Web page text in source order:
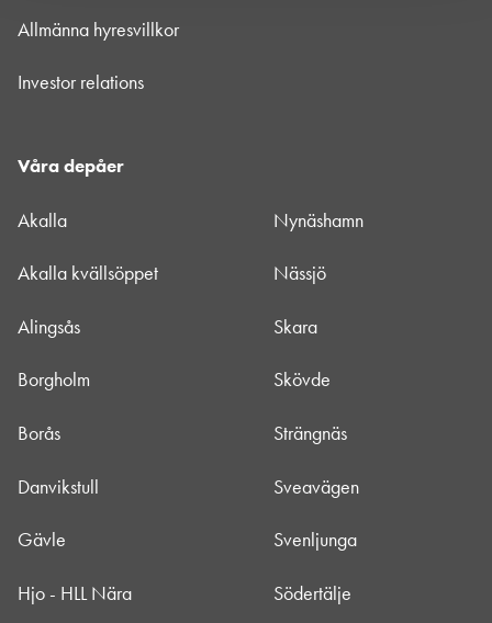
Allmänna hyresvillkor
Investor relations
Våra depåer
Akalla
Akalla kvällsöppet
Alingsås
Borgholm
Borås
Danvikstull
Gävle
Hjo - HLL Nära
Nynäshamn
Nässjö
Skara
Skövde
Strängnäs
Sveavägen
Svenljunga
Södertälje